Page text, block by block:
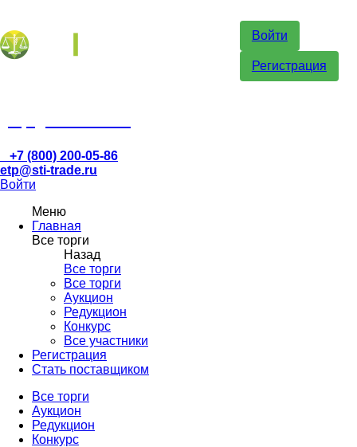
Войти
Регистрация
+7 (800) 200-05-86
etp@sti-trade.ru
Войти
Меню
Главная
Все торги
Назад
Все торги
Все торги
Аукцион
Редукцион
Конкурс
Все участники
Регистрация
Стать поставщиком
Все торги
Аукцион
Редукцион
Конкурс